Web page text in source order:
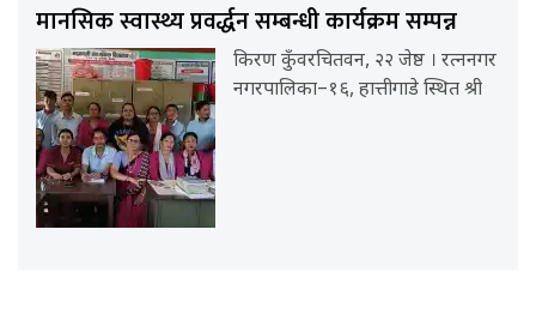
मानसिक स्वास्थ्य प्रवर्द्धन सम्बन्धी कार्यक्रम सम्पन्न
किरण कुँवरचितवन, २२ जेष्ठ । रत्ननगर
नगरपालिका–१६, हात्तीगाडे स्थित श्री